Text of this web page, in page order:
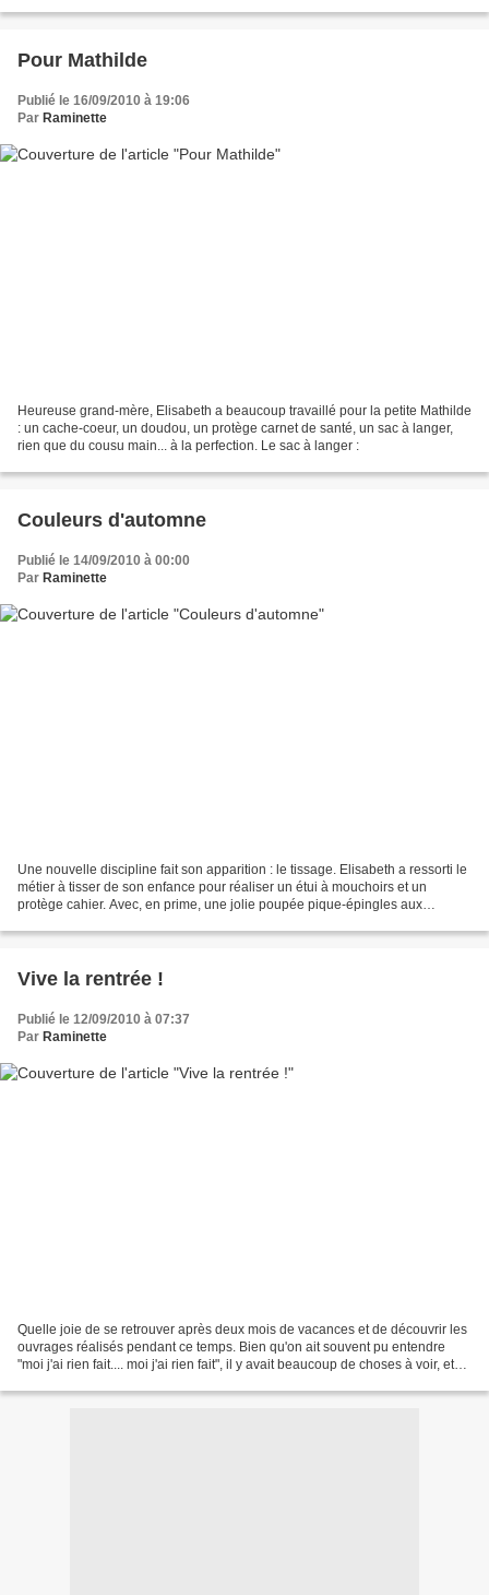
Pour Mathilde
Publié le 16/09/2010 à 19:06
Par Raminette
Heureuse grand-mère, Elisabeth a beaucoup travaillé pour la petite Mathilde
: un cache-coeur, un doudou, un protège carnet de santé, un sac à langer,
rien que du cousu main... à la perfection. Le sac à langer :
Couleurs d'automne
Publié le 14/09/2010 à 00:00
Par Raminette
Une nouvelle discipline fait son apparition : le tissage. Elisabeth a ressorti le
métier à tisser de son enfance pour réaliser un étui à mouchoirs et un
protège cahier. Avec, en prime, une jolie poupée pique-épingles aux
Vive la rentrée !
Publié le 12/09/2010 à 07:37
Par Raminette
Quelle joie de se retrouver après deux mois de vacances et de découvrir les
ouvrages réalisés pendant ce temps. Bien qu'on ait souvent pu entendre
"moi j'ai rien fait.... moi j'ai rien fait", il y avait beaucoup de choses à voir, et